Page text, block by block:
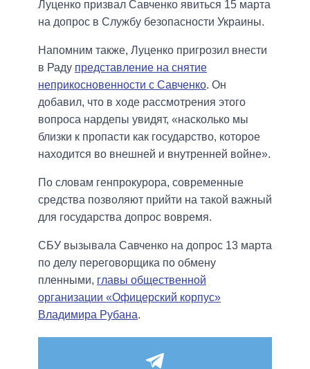
Луценко призвал Савченко явиться 15 марта
на допрос в Службу безопасности Украины.
Напомним также, Луценко пригрозил внести
в Раду представление на снятие
неприкосновенности с Савченко. Он
добавил, что в ходе рассмотрения этого
вопроса нардепы увидят, «насколько мы
близки к пропасти как государство, которое
находится во внешней и внутренней войне».
По словам генпрокурора, современные
средства позволяют прийти на такой важный
для государства допрос вовремя.
СБУ вызывала Савченко на допрос 13 марта
по делу переговорщика по обмену
пленными, главы общественной
организации «Офицерский корпус»
Владимира Рубана.